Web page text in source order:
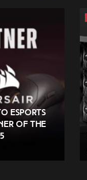
Esports
of the